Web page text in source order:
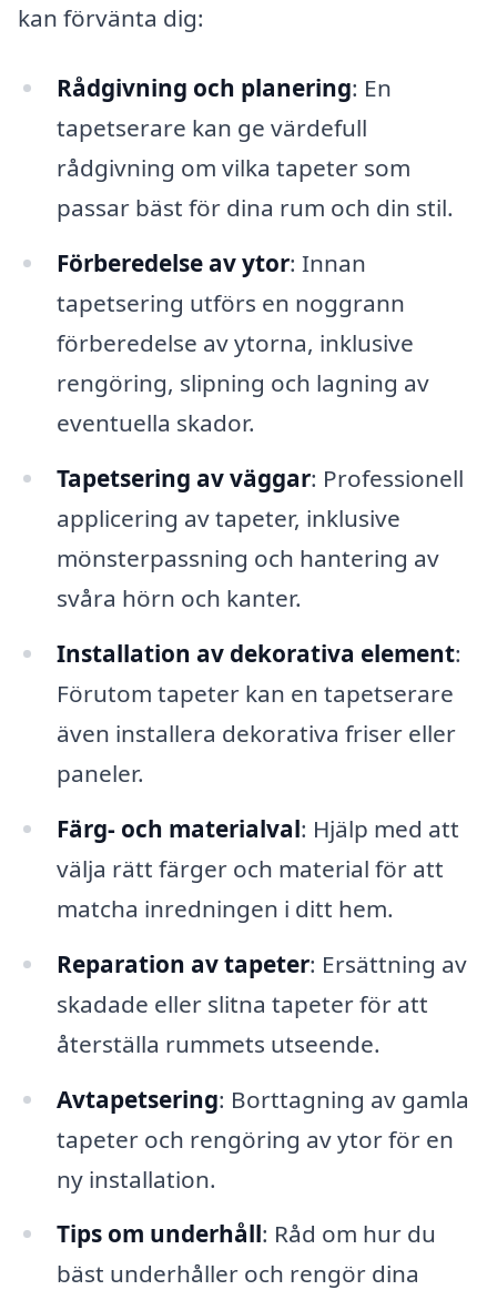
kan förvänta dig:
Rådgivning och planering: En
tapetserare kan ge värdefull
rådgivning om vilka tapeter som
passar bäst för dina rum och din stil.
Förberedelse av ytor: Innan
tapetsering utförs en noggrann
förberedelse av ytorna, inklusive
rengöring, slipning och lagning av
eventuella skador.
Tapetsering av väggar: Professionell
applicering av tapeter, inklusive
mönsterpassning och hantering av
svåra hörn och kanter.
Installation av dekorativa element:
Förutom tapeter kan en tapetserare
även installera dekorativa friser eller
paneler.
Färg- och materialval: Hjälp med att
välja rätt färger och material för att
matcha inredningen i ditt hem.
Reparation av tapeter: Ersättning av
skadade eller slitna tapeter för att
återställa rummets utseende.
Avtapetsering: Borttagning av gamla
tapeter och rengöring av ytor för en
ny installation.
Tips om underhåll: Råd om hur du
bäst underhåller och rengör dina